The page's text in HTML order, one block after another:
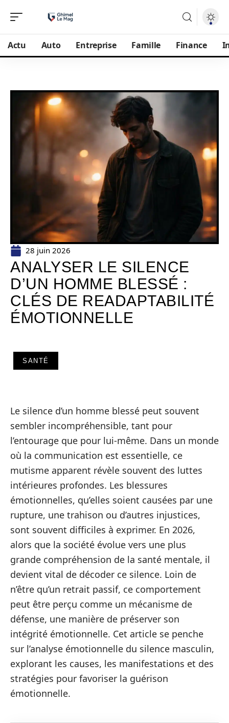
Actu Auto Entreprise Famille Finance
28 juin 2026
ANALYSER LE SILENCE
D’UN HOMME BLESSÉ :
CLÉS DE READAPTABILITÉ
ÉMOTIONNELLE
SANTÉ
Le silence d’un homme blessé peut souvent
sembler incompréhensible, tant pour
l’entourage que pour lui-même. Dans un monde
où la communication est essentielle, ce
mutisme apparent révèle souvent des luttes
intérieures profondes. Les blessures
émotionnelles, qu’elles soient causées par une
rupture, une trahison ou d’autres injustices,
sont souvent difficiles à exprimer. En 2026,
alors que la société évolue vers une plus
grande compréhension de la santé mentale, il
devient vital de décoder ce silence. Loin de
n’être qu’un retrait passif, ce comportement
peut être perçu comme un mécanisme de
défense, une manière de préserver son
intégrité émotionnelle. Cet article se penche
sur l’analyse émotionnelle du silence masculin,
explorant les causes, les manifestations et des
stratégies pour favoriser la guérison
émotionnelle.